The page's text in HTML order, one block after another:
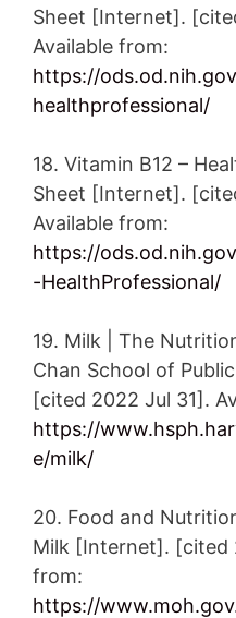
Sheet [Internet].
Available from:
https://
healthprofessional/
18. Vitamin B12 –
Sheet [Internet].
Available from:
https://
-HealthProfessional/
19. Milk | The
Chan School of
[cited 2022 Jul 31].
https://
e/milk/
20. Food and
Milk [Internet]. [cited
from:
https://